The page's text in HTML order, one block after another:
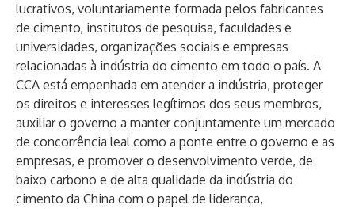
lucrativos, voluntariamente formada pelos fabricantes
de cimento, institutos de pesquisa, faculdades e
universidades, organizações sociais e empresas
relacionadas à indústria do cimento em todo o país. A
CCA está empenhada em atender a indústria, proteger
os direitos e interesses legítimos dos seus membros,
auxiliar o governo a manter conjuntamente um mercado
de concorrência leal como a ponte entre o governo e as
empresas, e promover o desenvolvimento verde, de
baixo carbono e de alta qualidade da indústria do
cimento da China com o papel de liderança,